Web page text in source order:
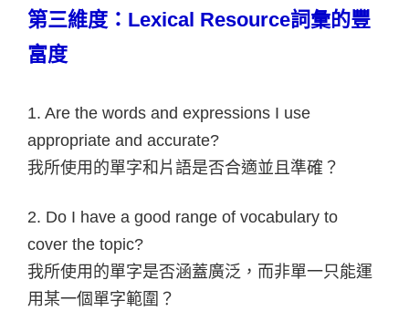
第三維度：Lexical Resource詞彙的豐
富度
1. Are the words and expressions I use
appropriate and accurate?
我所使用的單字和片語是否合適並且準確？
2. Do I have a good range of vocabulary to
cover the topic?
我所使用的單字是否涵蓋廣泛，而非單一只能運
用某一個單字範圍？